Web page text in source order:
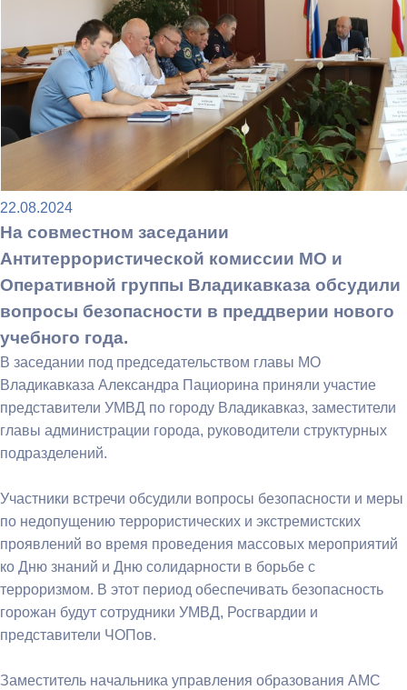
22.08.2024
На совместном заседании
Антитеррористической комиссии МО и
Оперативной группы Владикавказа обсудили
вопросы безопасности в преддверии нового
учебного года.
В заседании под председательством главы МО
Владикавказа Александра Пациорина приняли участие
представители УМВД по городу Владикавказ, заместители
главы администрации города, руководители структурных
подразделений.
Участники встречи обсудили вопросы безопасности и меры
по недопущению террористических и экстремистских
проявлений во время проведения массовых мероприятий
ко Дню знаний и Дню солидарности в борьбе с
терроризмом. В этот период обеспечивать безопасность
горожан будут сотрудники УМВД, Росгвардии и
представители ЧОПов.
Заместитель начальника управления образования АМС